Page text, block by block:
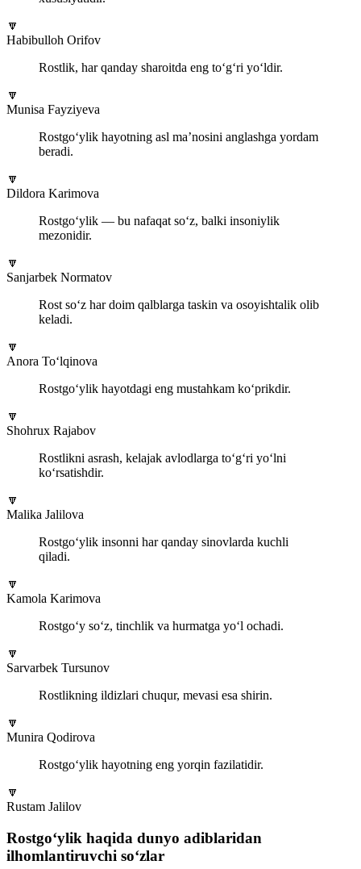
🔽
Habibulloh Orifov
Rostlik, har qanday sharoitda eng to‘g‘ri yo‘ldir.
🔽
Munisa Fayziyeva
Rostgo‘ylik hayotning asl ma’nosini anglashga yordam
beradi.
🔽
Dildora Karimova
Rostgo‘ylik — bu nafaqat so‘z, balki insoniylik
mezonidir.
🔽
Sanjarbek Normatov
Rost so‘z har doim qalblarga taskin va osoyishtalik olib
keladi.
🔽
Anora To‘lqinova
Rostgo‘ylik hayotdagi eng mustahkam ko‘prikdir.
🔽
Shohrux Rajabov
Rostlikni asrash, kelajak avlodlarga to‘g‘ri yo‘lni
ko‘rsatishdir.
🔽
Malika Jalilova
Rostgo‘ylik insonni har qanday sinovlarda kuchli
qiladi.
🔽
Kamola Karimova
Rostgo‘y so‘z, tinchlik va hurmatga yo‘l ochadi.
🔽
Sarvarbek Tursunov
Rostlikning ildizlari chuqur, mevasi esa shirin.
🔽
Munira Qodirova
Rostgo‘ylik hayotning eng yorqin fazilatidir.
🔽
Rustam Jalilov
Rostgo‘ylik haqida dunyo adiblaridan
ilhomlantiruvchi so‘zlar